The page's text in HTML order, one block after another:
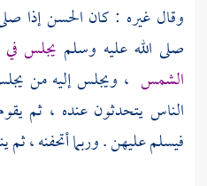
وقال غيره : كان الحسنإذا
صلى الله عليه وسلم يجلس في
الشمس ، ويجلس إليه من
الناس يتحدثون عنده ، ثم
فيسلم عليهن . وربما أتحفنه ،